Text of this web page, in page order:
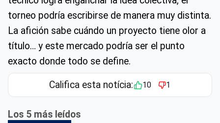
torneo podría escribirse de manera muy distinta.
La afición sabe cuándo un proyecto tiene olor a
título… y este mercado podría ser el punto
exacto donde todo se define.
Califica esta notícia: 10 1
Los 5 más leídos